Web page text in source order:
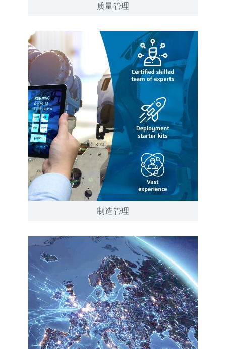
质量管理
制造管理